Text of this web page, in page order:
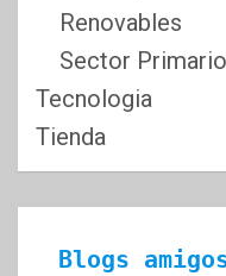
Renovables
Sector Primario
Tecnologia
Tienda
Blogs